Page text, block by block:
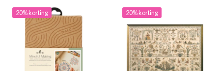
20% korting 20% korting